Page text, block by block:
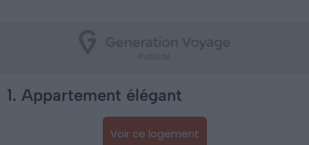
1. Appartement élégant
Voir ce logement